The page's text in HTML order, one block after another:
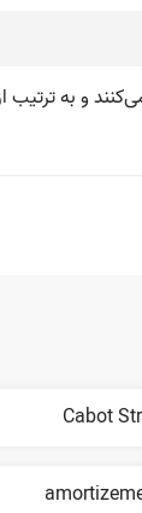
و به ترتیب